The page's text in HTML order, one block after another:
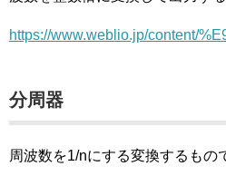
https://www.weblio.jp/content/
分周器
周波数を1/nにする変換するもの